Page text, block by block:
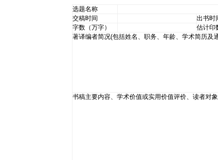
选题名称
交稿时间
出书时
字数（万字）
估计印
著译编者简况(包括姓名、职务、年龄、学术简历及
书稿主要内容、学术价值或实用价值评价、读者对象